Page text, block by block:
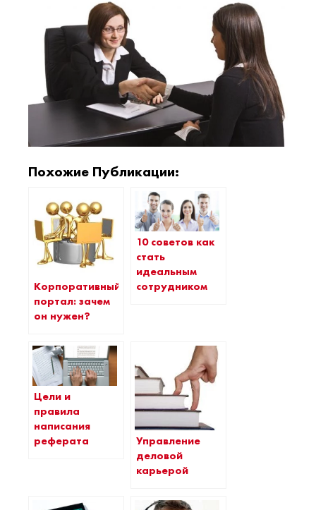
Похожие Публикации:
Корпоративный
портал: зачем
он нужен?
10 советов как
стать
идеальным
сотрудником
Цели и
правила
написания
реферата
Управление
деловой
карьерой